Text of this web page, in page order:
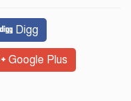
Digg
Google Plus